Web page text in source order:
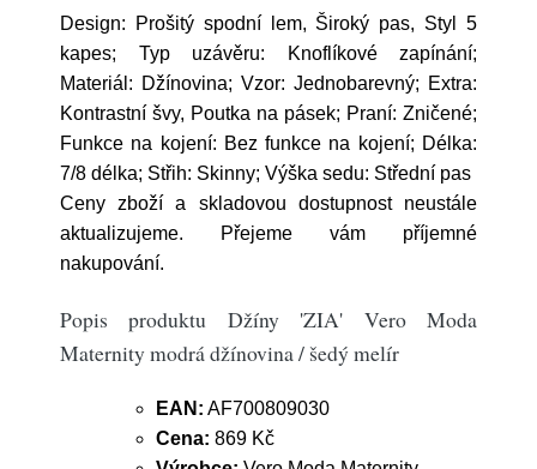
Design: Prošitý spodní lem, Široký pas, Styl 5
kapes; Typ uzávěru: Knoflíkové zapínání;
Materiál: Džínovina; Vzor: Jednobarevný; Extra:
Kontrastní švy, Poutka na pásek; Praní: Zničené;
Funkce na kojení: Bez funkce na kojení; Délka:
7/8 délka; Střih: Skinny; Výška sedu: Střední pas
Ceny zboží a skladovou dostupnost neustále
aktualizujeme. Přejeme vám příjemné
nakupování.
Popis produktu Džíny 'ZIA' Vero Moda
Maternity modrá džínovina / šedý melír
EAN: AF700809030
Cena: 869 Kč